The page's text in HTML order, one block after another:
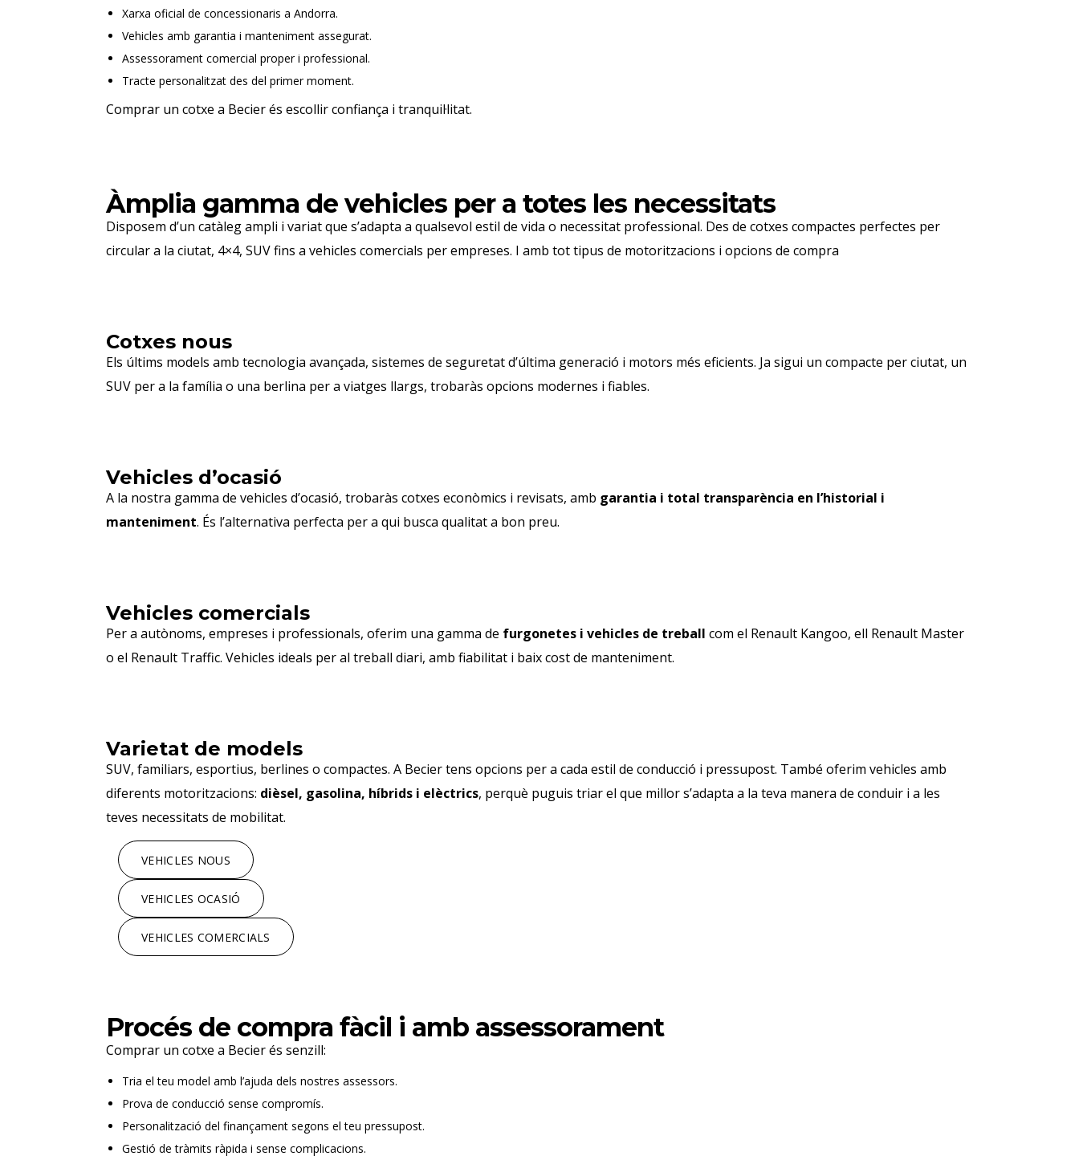
Xarxa oficial de concessionaris a Andorra.
Vehicles amb garantia i manteniment assegurat.
Assessorament comercial proper i professional.
Tracte personalitzat des del primer moment.
Comprar un cotxe a Becier és escollir confiança i tranquil·litat.
Àmplia gamma de vehicles per a totes les necessitats
Disposem d’un catàleg ampli i variat que s’adapta a qualsevol estil de vida o necessitat professional. Des de cotxes compactes perfectes per
circular a la ciutat, 4×4, SUV fins a vehicles comercials per empreses. I amb tot tipus de motoritzacions i opcions de compra
Cotxes nous
Els últims models amb tecnologia avançada, sistemes de seguretat d’última generació i motors més eficients. Ja sigui un compacte per ciutat, un
SUV per a la família o una berlina per a viatges llargs, trobaràs opcions modernes i fiables.
Vehicles d’ocasió
A la nostra gamma de vehicles d’ocasió, trobaràs cotxes econòmics i revisats, amb garantia i total transparència en l’historial i
manteniment. És l’alternativa perfecta per a qui busca qualitat a bon preu.
Vehicles comercials
Per a autònoms, empreses i professionals, oferim una gamma de furgonetes i vehicles de treball com el Renault Kangoo, ell Renault Master
o el Renault Traffic. Vehicles ideals per al treball diari, amb fiabilitat i baix cost de manteniment.
Varietat de models
SUV, familiars, esportius, berlines o compactes. A Becier tens opcions per a cada estil de conducció i pressupost. També oferim vehicles amb
diferents motoritzacions: dièsel, gasolina, híbrids i elèctrics, perquè puguis triar el que millor s’adapta a la teva manera de conduir i a les
teves necessitats de mobilitat.
VEHICLES NOUS
VEHICLES OCASIÓ
VEHICLES COMERCIALS
Procés de compra fàcil i amb assessorament
Comprar un cotxe a Becier és senzill:
Tria el teu model amb l’ajuda dels nostres assessors.
Prova de conducció sense compromís.
Personalització del finançament segons el teu pressupost.
Gestió de tràmits ràpida i sense complicacions.